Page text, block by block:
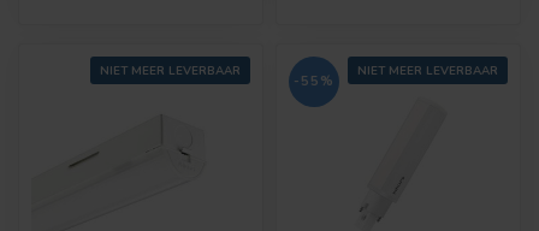
NIET MEER LEVERBAAR NIET MEER LEVERBAAR
-55%